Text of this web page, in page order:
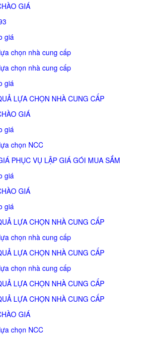
GIÁ
giá
chọn nhà cung cấp
chọn nhà cung cấp
giá
LỰA CHỌN NHÀ CUNG CẤP
GIÁ
giá
chọn NCC
PHỤC VỤ LẬP GIÁ GÓI MUA SẮM
giá
GIÁ
giá
LỰA CHỌN NHÀ CUNG CẤP
chọn nhà cung cấp
LỰA CHỌN NHÀ CUNG CẤP
chọn nhà cung cấp
LỰA CHỌN NHÀ CUNG CẤP
LỰA CHỌN NHÀ CUNG CẤP
GIÁ
chọn NCC